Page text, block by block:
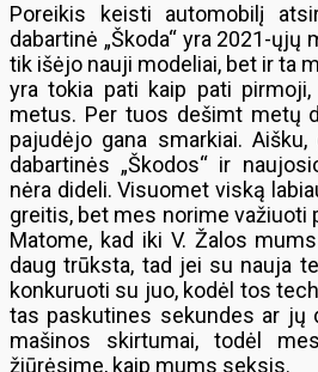
Poreikis keisti automobilį
dabartinė „Škoda“ yra 2021-ųjų
tik išėjo nauji modeliai, bet ir ta
yra tokia pati kaip pati
metus. Per tuos dešimt metų
pajudėjo gana smarkiai.
dabartinės „Škodos“ ir
nėra dideli. Visuomet viską
greitis, bet mes norime važiuoti
Matome, kad iki V. Žalos
daug trūksta, tad jei su nauja
konkuruoti su juo, kodėl tos
tas paskutines sekundes ar jų
mašinos skirtumai, todėl
žiūrėsime, kaip mums seksis.